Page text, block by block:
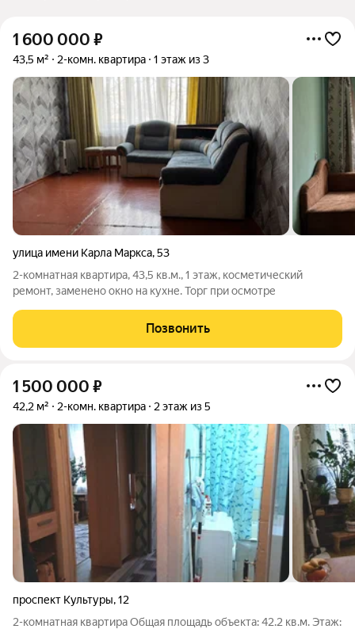
1 600 000 ₽
43,5 м² 2-комн. квартира 1 этаж из 3
улица имени Карла Маркса,53
2-комнатная квартира, 43,5 кв.м., 1 этаж, косметический
ремонт, заменено окно на кухне. Торг при осмотре
Позвонить
1 500 000 ₽
42,2 м² 2-комн. квартира 2 этаж из 5
проспект Культуры,12
2-комнатная квартира Общая площадь объекта: 42.2 кв.м. Этаж: